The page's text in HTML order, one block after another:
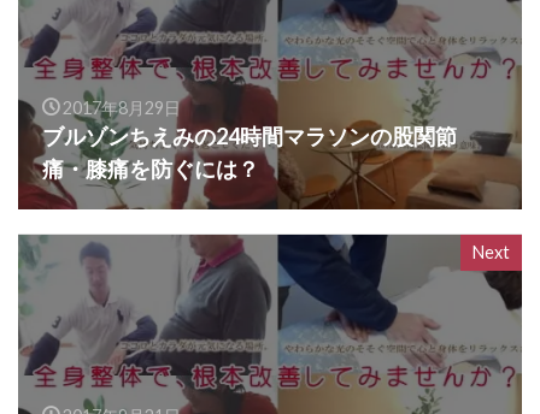
2017年8月29日
ブルゾンちえみの24時間マラソンの股関節
痛・膝痛を防ぐには？
Next